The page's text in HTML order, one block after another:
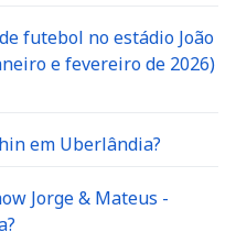
futebol no estádio João
e fevereiro de 2026)
em Uberlândia?
Jorge & Mateus -